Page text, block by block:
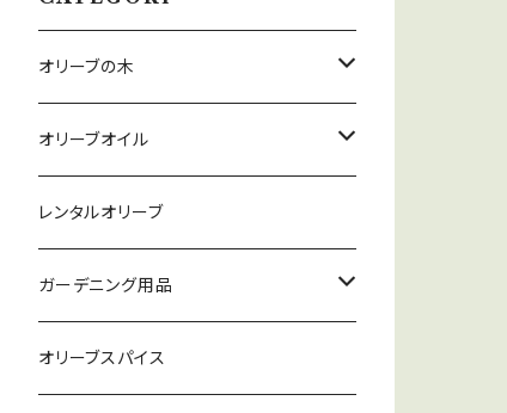
オリーブの木
オリーブ鉢セット
オリーブ鉢セット（プラ鉢）
オリーブ鉢セット（陶器）
オリーブ苗
オリーブオイル
CARM(カーム)ポルトガル
Casas de Hualdo(カサスデウアルド)
スペイン
IALIA(イアリア)ギリシャ
レンタルオリーブ
ガーデニング用品
エプロン
オリーブスパイス